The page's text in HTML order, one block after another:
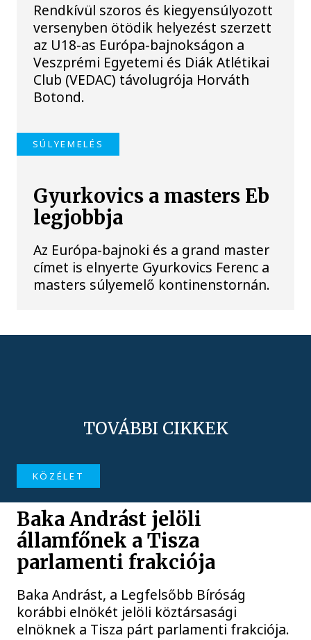
Rendkívül szoros és kiegyensúlyozott
versenyben ötödik helyezést szerzett
az U18-as Európa-bajnokságon a
Veszprémi Egyetemi és Diák Atlétikai
Club (VEDAC) távolugrója Horváth
Botond.
SÚLYEMELÉS
Gyurkovics a masters Eb
legjobbja
Az Európa-bajnoki és a grand master
címet is elnyerte Gyurkovics Ferenc a
masters súlyemelő kontinenstornán.
TOVÁBBI CIKKEK
KÖZÉLET
Baka Andrást jelöli
államfőnek a Tisza
parlamenti frakciója
Baka Andrást, a Legfelsőbb Bíróság
korábbi elnökét jelöli köztársasági
elnöknek a Tisza párt parlamenti frakciója.